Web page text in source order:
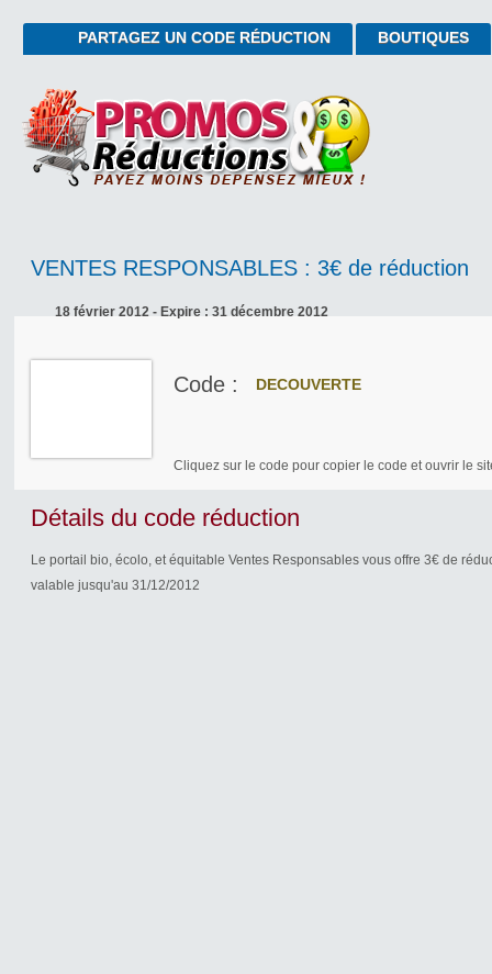
PARTAGEZ UN CODE RÉDUCTION BOUTIQUES
VENTES RESPONSABLES : 3€ de réduction
18 février 2012 - Expire : 31 décembre 2012
Code : DECOUVERTE
Cliquez sur le code pour copier le code et ouvrir le
Détails du code réduction
Le portail bio, écolo, et équitable Ventes Responsables vous offre 3€ de
valable jusqu'au 31/12/2012